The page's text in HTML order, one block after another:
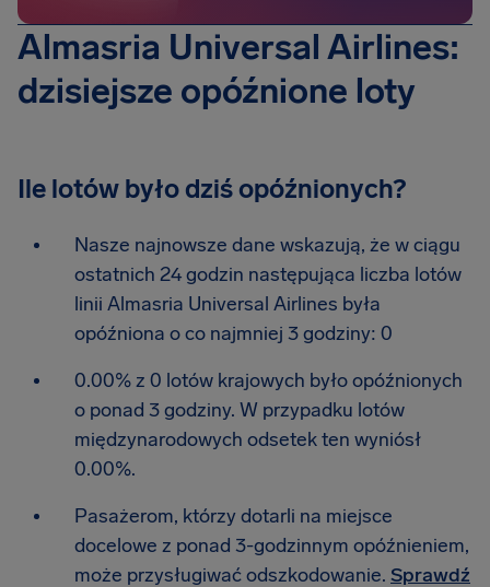
Almasria Universal Airlines:
dzisiejsze opóźnione loty
Ile lotów było dziś opóźnionych?
Nasze najnowsze dane wskazują, że w ciągu
ostatnich 24 godzin następująca liczba lotów
linii Almasria Universal Airlines była
opóźniona o co najmniej 3 godziny: 0
0.00% z 0 lotów krajowych było opóźnionych
o ponad 3 godziny. W przypadku lotów
międzynarodowych odsetek ten wyniósł
0.00%.
Pasażerom, którzy dotarli na miejsce
docelowe z ponad 3-godzinnym opóźnieniem,
może przysługiwać odszkodowanie. Sprawdź